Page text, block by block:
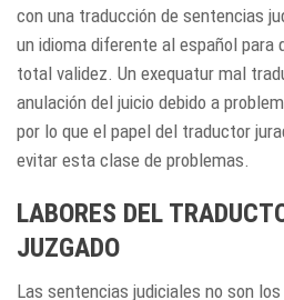
con una traducción de sentencias
un idioma diferente al español para
total validez. Un exequatur mal
anulación del juicio debido a
por lo que el papel del traductor
evitar esta clase de problemas.
LABORES DEL
JUZGADO
Las sentencias judiciales no son